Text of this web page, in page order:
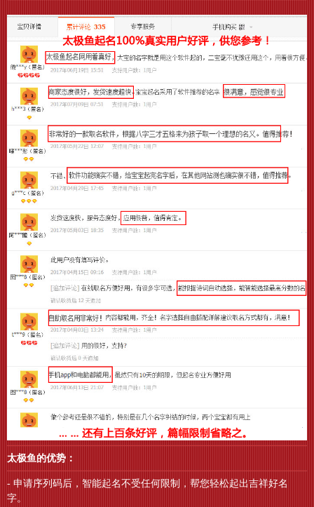
太极鱼的优势：
- 申请序列码后，智能起名不受任何限制，帮您轻松起出吉祥好名
字。